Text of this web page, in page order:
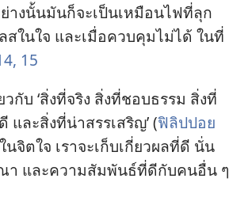
างนั้นมันก็จะเป็นเหมือนไฟที่ลุก
สในใจ และเมื่อควบคุมไม่ได้ ในที่
15
วกับ ‘สิ่งที่จริง สิ่งที่ชอบธรรม สิ่งที่
ดี และสิ่งที่น่าสรรเสริญ’ (ฟิลิปปอย
ในจิตใจ เราจะเก็บเกี่ยวผลที่ดี นั่น
า และความสัมพันธ์ที่ดีกับคนอื่น ๆ